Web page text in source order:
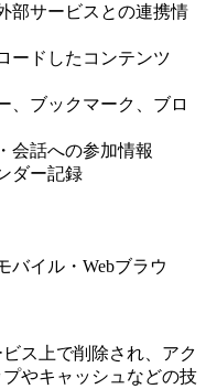
部サービスとの連携情
ードしたコンテンツ
、ブックマーク、ブロ
会話への参加情報
ダー記録
バイル・Webブラウ
ス上で削除され、アク
やキャッシュなどの技